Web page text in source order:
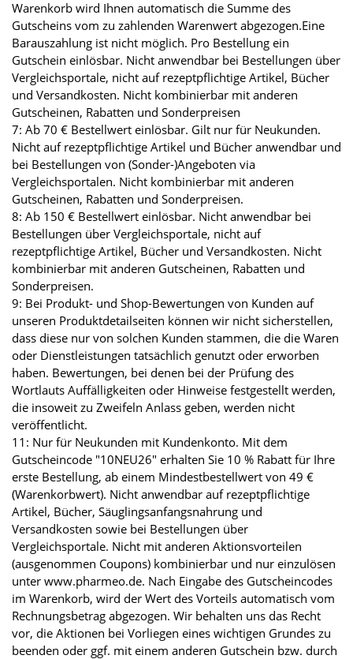
Warenkorb wird Ihnen automatisch die Summe des
Gutscheins vom zu zahlenden Warenwert abgezogen.Eine
Barauszahlung ist nicht möglich. Pro Bestellung ein
Gutschein einlösbar. Nicht anwendbar bei Bestellungen über
Vergleichsportale, nicht auf rezeptpflichtige Artikel, Bücher
und Versandkosten. Nicht kombinierbar mit anderen
Gutscheinen, Rabatten und Sonderpreisen
7: Ab 70 € Bestellwert einlösbar. Gilt nur für Neukunden.
Nicht auf rezeptpflichtige Artikel und Bücher anwendbar und
bei Bestellungen von (Sonder-)Angeboten via
Vergleichsportalen. Nicht kombinierbar mit anderen
Gutscheinen, Rabatten und Sonderpreisen.
8: Ab 150 € Bestellwert einlösbar. Nicht anwendbar bei
Bestellungen über Vergleichsportale, nicht auf
rezeptpflichtige Artikel, Bücher und Versandkosten. Nicht
kombinierbar mit anderen Gutscheinen, Rabatten und
Sonderpreisen.
9: Bei Produkt- und Shop-Bewertungen von Kunden auf
unseren Produktdetailseiten können wir nicht sicherstellen,
dass diese nur von solchen Kunden stammen, die die Waren
oder Dienstleistungen tatsächlich genutzt oder erworben
haben. Bewertungen, bei denen bei der Prüfung des
Wortlauts Auffälligkeiten oder Hinweise festgestellt werden,
die insoweit zu Zweifeln Anlass geben, werden nicht
veröffentlicht.
11: Nur für Neukunden mit Kundenkonto. Mit dem
Gutscheincode "10NEU26" erhalten Sie 10 % Rabatt für Ihre
erste Bestellung, ab einem Mindestbestellwert von 49 €
(Warenkorbwert). Nicht anwendbar auf rezeptpflichtige
Artikel, Bücher, Säuglingsanfangsnahrung und
Versandkosten sowie bei Bestellungen über
Vergleichsportale. Nicht mit anderen Aktionsvorteilen
(ausgenommen Coupons) kombinierbar und nur einzulösen
unter www.pharmeo.de. Nach Eingabe des Gutscheincodes
im Warenkorb, wird der Wert des Vorteils automatisch vom
Rechnungsbetrag abgezogen. Wir behalten uns das Recht
vor, die Aktionen bei Vorliegen eines wichtigen Grundes zu
beenden oder ggf. mit einem anderen Gutschein bzw. durch